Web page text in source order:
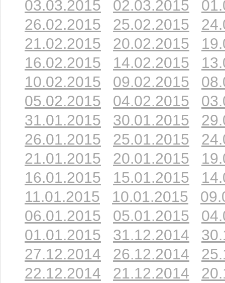
03.03.2015
02.03.2015
26.02.2015
25.02.2015
21.02.2015
20.02.2015
16.02.2015
14.02.2015
10.02.2015
09.02.2015
05.02.2015
04.02.2015
31.01.2015
30.01.2015
26.01.2015
25.01.2015
21.01.2015
20.01.2015
16.01.2015
15.01.2015
11.01.2015
10.01.2015
06.01.2015
05.01.2015
01.01.2015
31.12.2014
27.12.2014
26.12.2014
22.12.2014
21.12.2014